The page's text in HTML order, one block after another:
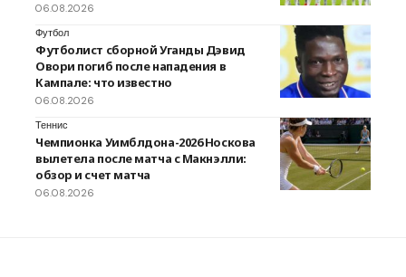
06.08.2026
Футбол
Футболист сборной Уганды Дэвид
Овори погиб после нападения в
Кампале: что известно
06.08.2026
Теннис
Чемпионка Уимблдона-2026 Носкова
вылетела после матча с Макнэлли:
обзор и счет матча
06.08.2026